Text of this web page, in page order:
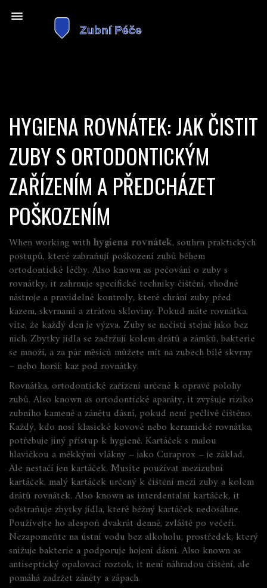
HYGIENA ROVNÁTEK: JAK ČISTIT
ZUBY S ORTODONTICKÝM
ZAŘÍZENÍM A PŘEDCHÁZET
POŠKOZENÍM
When working withhygiena rovnátek, souhrn praktických
postupů, které zabraňují poškození zubů během
ortodontické léčby. Also known as pečování o zuby s
rovnátky, it zahrnuje specifické techniky čištění, vhodné
nástroje a pravidelné kontroly, které chrání zuby před
kazem, skvrnami a ztrátou skloviny. Pokud máte rovnátka,
víte, že každý den je výzva. Zuby se nečistí stejně jako bez
nich. Zbytky jídla se zadržují kolem drátů a zámků, bakterie
se množí, a za pár měsíců můžete mít na zubech bílé skvrny
– nebo horší: kaz pod rovnátky.
Rovnátka, ortodontické zařízení určené k opravě polohy
zubů. Also known as ortodontické aparáty, it zvyšuje riziko
zubního kameně a zánětu dásní, pokud není pečlivě čištěno.
Každý, kdo nosí klasické kovové nebo keramické rovnátka,
potřebuje jiný přístup k hygieně. Kartáček s malou
hlavičkou a měkkými vlákny – jako Curaprox – je základ.
Ale nestačí jen kartáček. Musíte používat mezizubní
kartáček, malý kartáček určený k čištění mezi zuby a kolem
drátů rovnátek. Also known as interdentalní kartáček, it
odstraňuje zbytky jídla, které běžný kartáček nedosáhne.
Používejte ho alespoň dvakrát denně, zvláště po večeři.
Nezapomeňte na ústní vodu bez alkoholu, prostředek, který
snižuje bakterie a podporuje hojení dásní. Also known as
antiseptický opalovací roztok, it není náhradou čištění, ale
pomáhá zadržet záněty a zápach.